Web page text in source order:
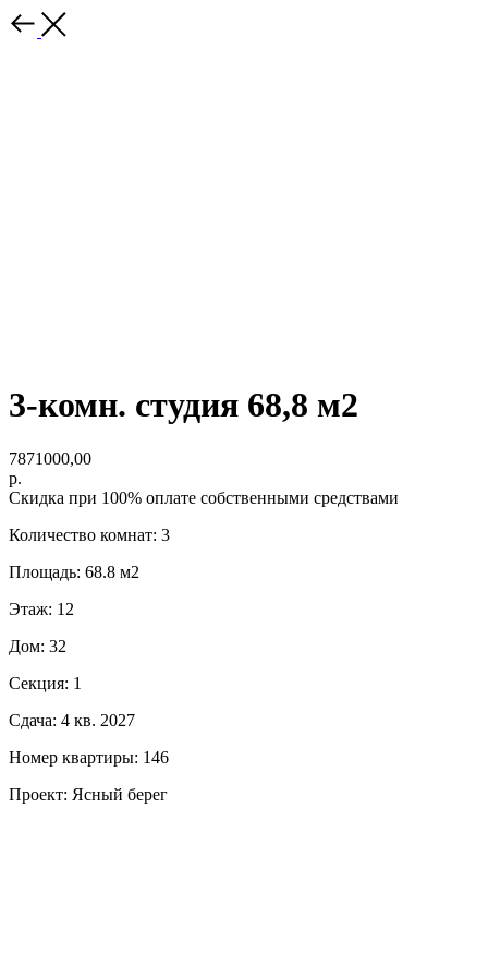
3-комн. студия 68,8 м2
7871000,00
р.
Скидка при 100% оплате собственными средствами
Количество комнат: 3
Площадь: 68.8 м2
Этаж: 12
Дом: 32
Секция: 1
Сдача: 4 кв. 2027
Номер квартиры: 146
Проект: Ясный берег